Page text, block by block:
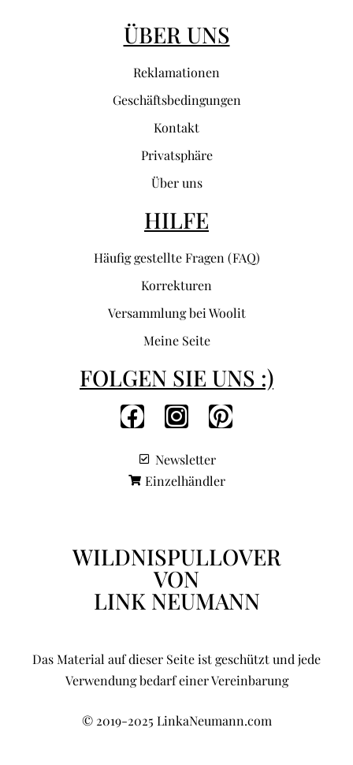
ÜBER UNS
Reklamationen
Geschäftsbedingungen
Kontakt
Privatsphäre
Über uns
HILFE
Häufig gestellte Fragen (FAQ)
Korrekturen
Versammlung bei Woolit
Meine Seite
FOLGEN SIE UNS :)
Newsletter
Einzelhändler
WILDNISPULLOVER
VON
LINK NEUMANN
Das Material auf dieser Seite ist geschützt und jede
Verwendung bedarf einer Vereinbarung
© 2019-2025 LinkaNeumann.com